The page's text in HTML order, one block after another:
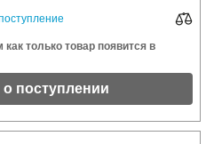
только товар появится в
поступлении